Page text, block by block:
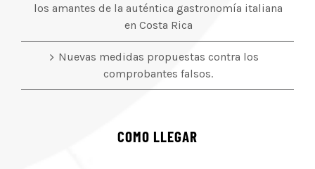
los amantes de la auténtica gastronomía italiana
en Costa Rica
Nuevas medidas propuestas contra los
comprobantes falsos.
COMO LLEGAR